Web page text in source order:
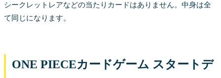
シークレットレアなどの当たりカードはありません。中身は全
て同じになります。
ONE PIECEカードゲーム スタートデ